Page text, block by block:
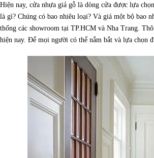
Hiện nay, cửa nhựa giả gỗ là dòng cửa được lựa
là gì? Chúng có bao nhiêu loại? Và giá một bộ bao
thống các showroom tại TP.HCM và Nha Trang.
hiện nay. Để mọi người có thể nắm bắt và lựa chọn